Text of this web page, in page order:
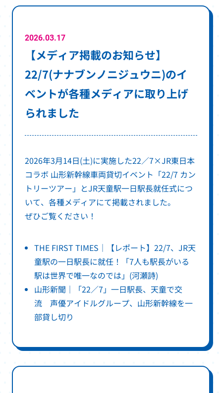
開
き
ま
す
2026.03.17
【メディア掲載のお知らせ】
22/7(ナナブンノニジュウニ)のイ
ベントが各種メディアに取り上げ
られました
2026年3月14日(土)に実施した22／7×JR東日本
コラボ 山形新幹線車両貸切イベント「22/7 カン
トリーツアー」とJR天童駅一日駅長就任式につ
いて、各種メディアにて掲載されました。
ぜひご覧ください！
THE FIRST TIMES｜【レポート】22/7、JR天
童駅の一日駅長に就任！「7人も駅長がいる
駅は世界で唯一なのでは」(河瀬詩)
ウ
ィ
山形新聞｜「22／7」一日駅長、天童で交
流 声優アイドルグループ、山形新幹線を一
部貸し切り